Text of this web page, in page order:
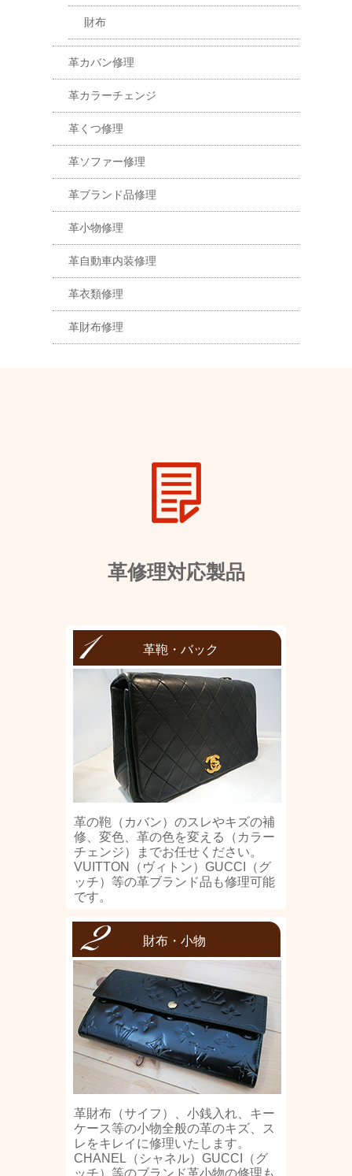
財布
革カバン修理
革カラーチェンジ
革くつ修理
革ソファー修理
革ブランド品修理
革小物修理
革自動車内装修理
革衣類修理
革財布修理
革修理対応製品
革鞄・バック
革の鞄（カバン）のスレやキズの補
修、変色、革の色を変える（カラー
チェンジ）までお任せください。
VUITTON（ヴィトン）GUCCI（グ
ッチ）等の革ブランド品も修理可能
です。
財布・小物
革財布（サイフ）、小銭入れ、キー
ケース等の小物全般の革のキズ、ス
レをキレイに修理いたします。
CHANEL（シャネル）GUCCI（グ
ッチ）等のブランド革小物の修理も